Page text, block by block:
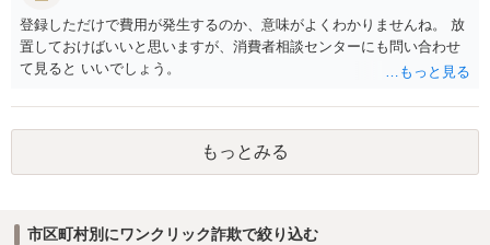
登録しただけで費用が発生するのか、意味がよくわかりませんね。 放
置しておけばいいと思いますが、消費者相談センターにも問い合わせ
て見ると いいでしょう。
もっとみる
市区町村別にワンクリック詐欺で絞り込む